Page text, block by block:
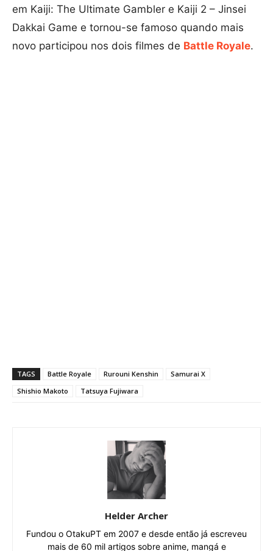
em Kaiji: The Ultimate Gambler e Kaiji 2 – Jinsei
Dakkai Game e tornou-se famoso quando mais
novo participou nos dois filmes de Battle Royale.
TAGS Battle Royale Rurouni Kenshin
Samurai X
Shishio Makoto
Tatsuya Fujiwara
Helder Archer
Fundou o OtakuPT em 2007 e desde então já escreveu
mais de 60 mil artigos sobre anime, mangá e